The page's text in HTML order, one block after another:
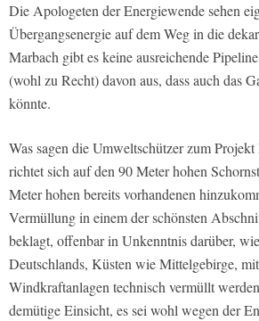
Die Apologeten der Energiewende sehen
Übergangsenergie auf dem Weg in die
Marbach gibt es keine ausreichende
(wohl zu Recht) davon aus, dass auch das
könnte.
Was sagen die Umweltschützer zum
richtet sich auf den 90 Meter hohen
Meter hohen bereits vorhandenen
Vermüllung in einem der schönsten
beklagt, offenbar in Unkenntnis darüber,
Deutschlands, Küsten wie Mittelgebirge,
Windkraftanlagen technisch vermüllt
demütige Einsicht, es sei wohl wegen der